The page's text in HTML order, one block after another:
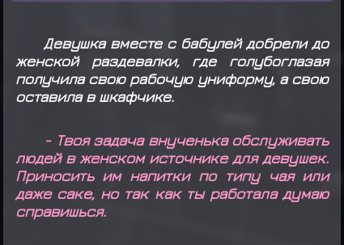
Девушка вместе с бабулей добрели до
женской раздевалки, где голубоглазая
получила свою рабочую униформу, а свою
оставила в шкафчике.
- Твоя задача внученька обслуживать
людей в женском источнике для девушек.
Приносить им напитки по типу чая или
даже саке, но так как ты работала думаю
справишься.